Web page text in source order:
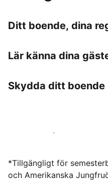
Ditt boende, dina
Lär känna dina
Skydda ditt boende
Hyr ut hos oss idag
*Tillgängligt för
och Amerikanska